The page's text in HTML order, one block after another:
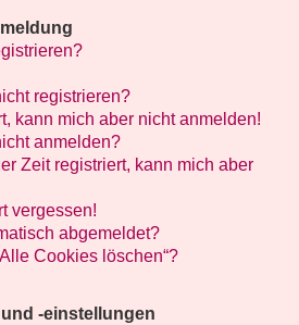
registrieren?
kann mich aber nicht anmelden!
anmelden?
Zeit registriert, kann mich aber
vergessen!
abgemeldet?
Cookies löschen“?
-einstellungen